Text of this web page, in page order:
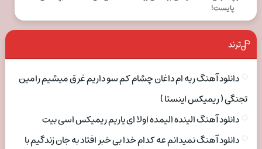
پایست!
ترند
دانلود آهنگ ریه ام داغان چشام کم سو داریم غرق میشیم رامین
تجنگی ( ریمیکس اینستا )
دانلود آهنگ الینده الیمده اولا ای یاریم ریمیکس اسی بیت
دانلود آهنگ نمیدانم عه کدام خدا بی خبر افتاد به جان زندگیم با